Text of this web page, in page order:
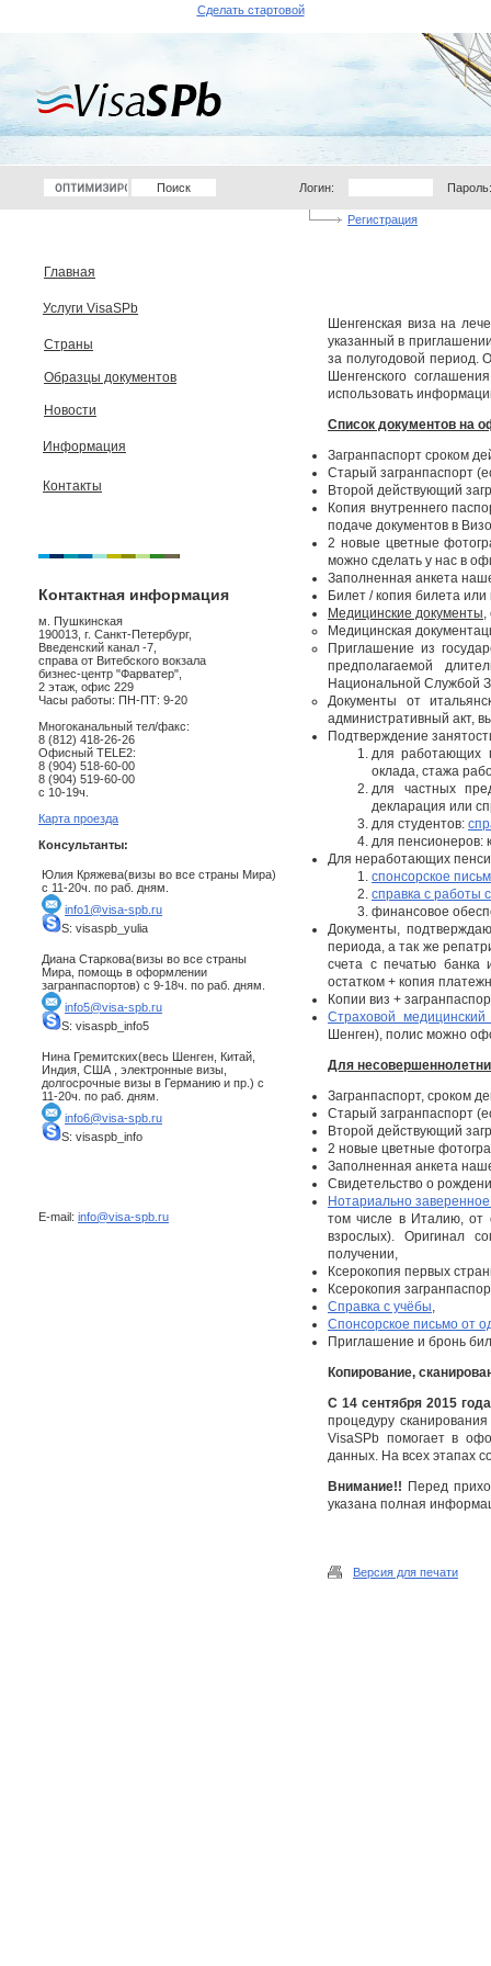
Сделать стартовой
Логин: Пароль:
Регистрация
Главная
Услуги VisaSPb
Страны
Образцы документов
Новости
Информация
Контакты
Контактная информация
м. Пушкинская
190013, г. Санкт-Петербург,
Введенский канал -7,
справа от Витебского вокзала
бизнес-центр "Фарватер",
2 этаж, офис 229
Часы работы: ПН-ПТ: 9-20
Многоканальный тел/факс:
8 (812) 418-26-26
Офисный TELE2:
8 (904) 518-60-00
8 (904) 519-60-00
с 10-19ч.
Карта проезда
Консультанты:
Юлия Кряжева(визы во все страны Мира)
с 11-20ч. по раб. дням.
info1@visa-spb.ru
S: visaspb_yulia
Диана Старкова(визы во все страны
Мира, помощь в оформлении
загранпаспортов) с 9-18ч. по раб. дням.
info5@visa-spb.ru
S: visaspb_info5
Нина Гремитских(весь Шенген, Китай,
Индия, США , электронные визы,
долгосрочные визы в Германию и пр.) с
11-20ч. по раб. дням.
info6@visa-spb.ru
S: visaspb_info
E-mail: info@visa-spb.ru
Шенгенская виза на
указанный в
за полугодовой период.
Шенгенского
использовать
Список документов на
Загранпаспорт сроком
Старый загранпаспорт
Второй действующий
Копия внутреннего
подаче документов в
2 новые цветные
можно сделать у нас в
Заполненная анкета
Билет / копия билета
Медицинские документы,
Медицинская
Приглашение из
предполагаемой
Национальной Службой
Документы от
административный акт,
Подтверждение
для работающих
оклада, стажа
для частных
декларация или
для студентов:
для пенсионеров:
Для неработающих
спонсорское
справка с работы
финансовое
Документы,
периода, а так же
счета с печатью банка
остатком + копия
Копии виз +
Страховой медицинский
Шенген), полис можно
Для
Загранпаспорт, сроком
Старый загранпаспорт
Второй действующий
2 новые цветные
Заполненная анкета
Свидетельство о
Нотариально
том числе в Италию, от
взрослых). Оригинал
получении,
Ксерокопия первых
Ксерокопия
Справка с учёбы,
Спонсорское письмо от
Приглашение и бронь
Копирование,
С 14 сентября 2015
процедуру
VisaSPb помогает в
данных. На всех этапах
Внимание!! Перед
указана полная
Версия для печати